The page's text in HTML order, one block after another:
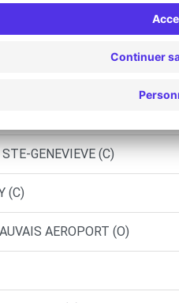
GENEVIEVE (C)
(C)
AEROPORT (O)